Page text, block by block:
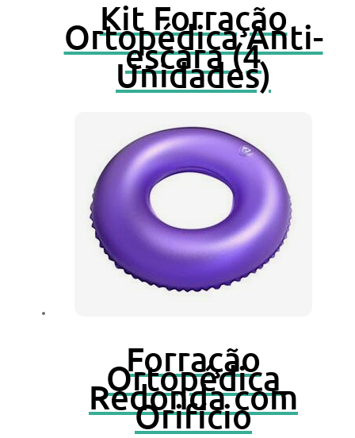
Kit Forração
Ortopédica Anti-
escara (4
Unidades)
Forração
Ortopédica
Redonda com
Orifício